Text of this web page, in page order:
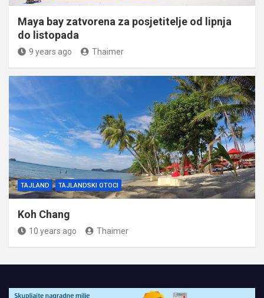
Maya bay zatvorena za posjetitelje od lipnja
do listopada
9 years ago Thaimer
TAJLAND TAJLANDSKI OTOCI
Koh Chang
10 years ago Thaimer